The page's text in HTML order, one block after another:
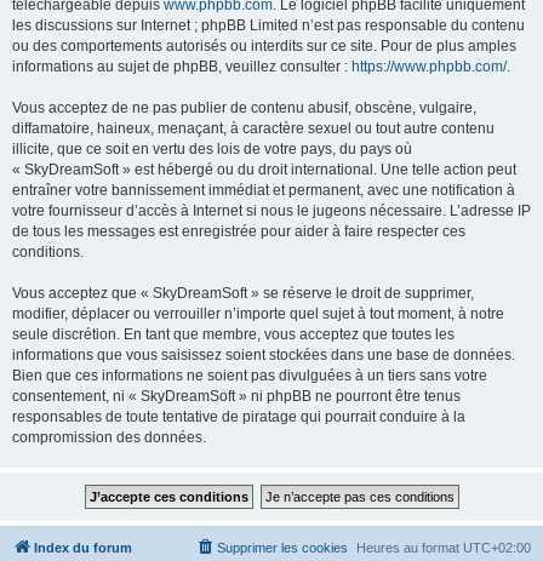
téléchargeable depuis www.phpbb.com. Le logiciel phpBB facilite uniquement
les discussions sur Internet ; phpBB Limited n’est pas responsable du contenu
ou des comportements autorisés ou interdits sur ce site. Pour de plus amples
informations au sujet de phpBB, veuillez consulter : https://www.phpbb.com/.
Vous acceptez de ne pas publier de contenu abusif, obscène, vulgaire,
diffamatoire, haineux, menaçant, à caractère sexuel ou tout autre contenu
illicite, que ce soit en vertu des lois de votre pays, du pays où
« SkyDreamSoft » est hébergé ou du droit international. Une telle action peut
entraîner votre bannissement immédiat et permanent, avec une notification à
votre fournisseur d’accès à Internet si nous le jugeons nécessaire. L’adresse IP
de tous les messages est enregistrée pour aider à faire respecter ces
conditions.
Vous acceptez que « SkyDreamSoft » se réserve le droit de supprimer,
modifier, déplacer ou verrouiller n’importe quel sujet à tout moment, à notre
seule discrétion. En tant que membre, vous acceptez que toutes les
informations que vous saisissez soient stockées dans une base de données.
Bien que ces informations ne soient pas divulguées à un tiers sans votre
consentement, ni « SkyDreamSoft » ni phpBB ne pourront être tenus
responsables de toute tentative de piratage qui pourrait conduire à la
compromission des données.
Index du forum Heures au format UTC+02:00
Supprimer les cookies